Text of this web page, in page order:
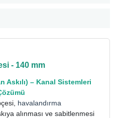
- 140 mm
Askılı) – Kanal Sistemleri
havalandırma
alınması ve sabitlenmesi